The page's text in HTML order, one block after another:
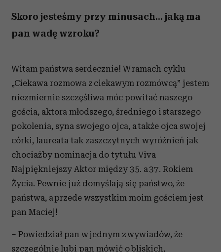
Skoro jesteśmy przy minusach... jaką ma
pan wadę wzroku?
Witam państwa serdecznie! W ramach cyklu
„Ciekawa rozmowa z ciekawym rozmówcą” jestem
niezmiernie szczęśliwa móc powitać naszego
gościa, aktora młodszego, średniego i starszego
pokolenia, syna swojego ojca, a także ojca swojej
córki, laureata tak zaszczytnych wyróżnień jak
chociażby nominacja do tytułu Viva
Najpiękniejszy Aktor między 35. a 37. Rokiem
Życia. Pewnie już domyślają się państwo, że
państwa, a przede wszystkim moim gościem jest
pan Maciej!
– Powiedział pan w jednym z wywiadów, że
szczególnie lubi pan mówić o bliskich,